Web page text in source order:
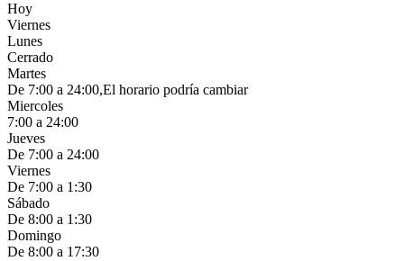
Hoy
Viernes
Lunes
Cerrado
Martes
De 7:00 a 24:00,El horario podría cambiar
Miercoles
7:00 a 24:00
Jueves
De 7:00 a 24:00
Viernes
De 7:00 a 1:30
Sábado
De 8:00 a 1:30
Domingo
De 8:00 a 17:30